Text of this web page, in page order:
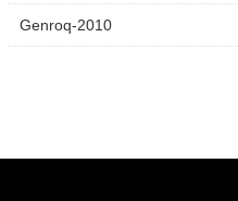
Genroq-2010